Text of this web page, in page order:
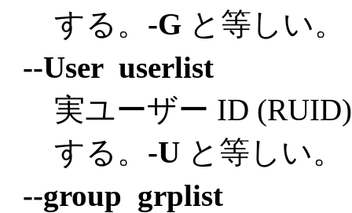
する。 -G と等しい。
--User userlist
実ユーザー ID
する。 -U と等しい。
--group grplist